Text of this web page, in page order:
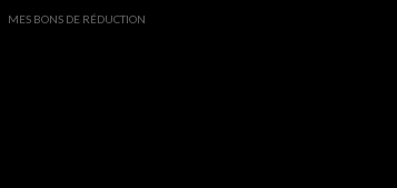
MES BONS DE RÉDUCTION